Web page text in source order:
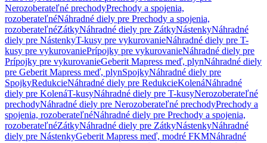
Nerozoberateľné prechodyPrechody a spojenia,
rozoberateľnéNáhradné diely pre Prechody a spojenia,
rozoberateľnéZátkyNáhradné diely pre ZátkyNástenkyNáhradné
diely pre NástenkyT-kusy pre vykurovanieNáhradné diely pre T-
kusy pre vykurovaniePrípojky pre vykurovanieNáhradné diely pre
Prípojky pre vykurovanieGeberit Mapress meď, plynNáhradné diely
pre Geberit Mapress meď, plynSpojkyNáhradné diely pre
SpojkyRedukcieNáhradné diely pre RedukcieKolenáNáhradné
diely pre KolenáT-kusyNáhradné diely pre T-kusyNerozoberateľné
prechodyNáhradné diely pre Nerozoberateľné prechodyPrechody a
spojenia, rozoberateľnéNáhradné diely pre Prechody a spojenia,
rozoberateľnéZátkyNáhradné diely pre ZátkyNástenkyNáhradné
diely pre NástenkyGeberit Mapress meď, modré FKMNáhradné